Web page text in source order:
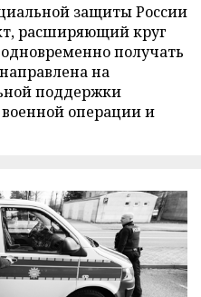
защиты России
расширяющий круг
получать
на
поддержки
операции и